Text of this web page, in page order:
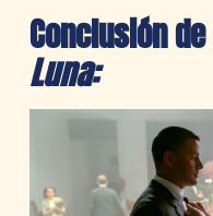
Conclusión de
Luna: